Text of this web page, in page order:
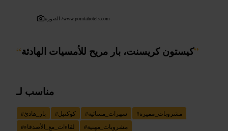
الصورة /www.pointahotels.com
“كيستون كريسنت، بار مريح للأمسيات الهادئة”
مناسب لـ
#بار_هادئ #كوكتيل #سهرات_مسائية #مشروبات_مميزة
#لقاءات_مع_الأصدقاء #مشروبات_مهنية